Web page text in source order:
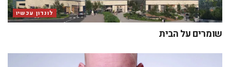
לונדון עכשיו
שומרים על הבית